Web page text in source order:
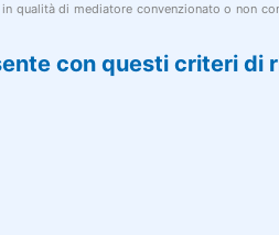
con questi criteri di
qualità di mediatore convenzionato o non